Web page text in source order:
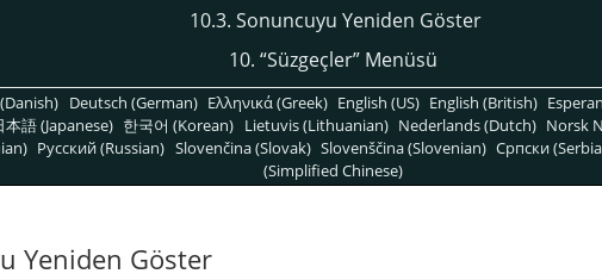
10.3. Sonuncuyu Yeniden Göster
10. “Süzgeçler”Menüsü
Deutsch (German) Ελληνικά (Greek) English (US) English (British)
本語 (Japanese) 한국어 (Korean) Lietuvis (Lithuanian) Nederlands (Dutch) Norsk
Pусский (Russian) Slovenčina (Slovak) Slovenščina (Slovenian) Српски
(Simplified Chinese)
Yeniden Göster